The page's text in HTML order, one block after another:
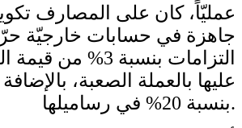
عمليّاً، كان على المصارف
جاهزة في حسابات خارجيّة
التزامات بنسبة 3%
عليها بالعملة الصعبة،
بنسبة 20% في رساميلها.